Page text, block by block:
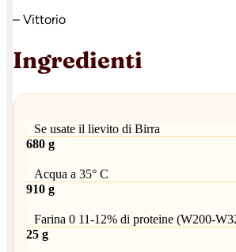
– Vittorio
Ingredienti
Se usate il lievito di Birra
680 g
Acqua a 35° C
910 g
Farina 0 11-12% di proteine (W200-
25 g